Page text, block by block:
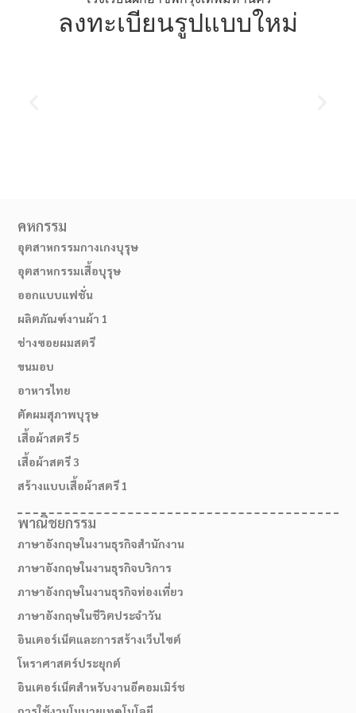
เส้นทางมาโรงเรียน
ลงทะเบียนรูปแบบใหม่
คหกรรม
อุตสาหกรรมกางเกงบุรุษ
อุตสาหกรรมเสื้อบุรุษ
ออกแบบแฟชั่น
ผลิตภัณฑ์งานผ้า 1
ช่างซอยผมสตรี
ขนมอบ
อาหารไทย
ตัดผมสุภาพบุรุษ
เสื้อผ้าสตรี 5
เสื้อผ้าสตรี 3
สร้างแบบเสื้อผ้าสตรี 1
พาณิชยกรรม
ภาษาอังกฤษในงานธุรกิจสำนักงาน
ภาษาอังกฤษในงานธุรกิจบริการ
ภาษาอังกฤษในงานธุรกิจท่องเที่ยว
ภาษาอังกฤษในชีวิตประจำวัน
อินเตอร์เน็ตและการสร้างเว็บไซต์
โหราศาสตร์ประยุกต์
อินเตอร์เน็ตสำหรับงานอีคอมเมิร์ช